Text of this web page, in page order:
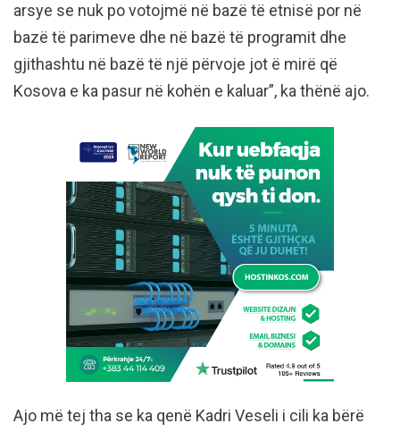
arsye se nuk po votojmë në bazë të etnisë por në
bazë të parimeve dhe në bazë të programit dhe
gjithashtu në bazë të një përvoje jot ë mirë që
Kosova e ka pasur në kohën e kaluar”, ka thënë ajo.
Ajo më tej tha se ka qenë Kadri Veseli i cili ka bërë